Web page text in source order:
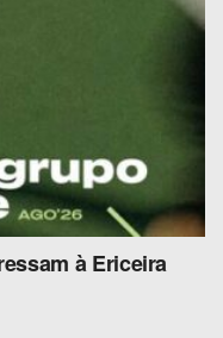
à Ericeira